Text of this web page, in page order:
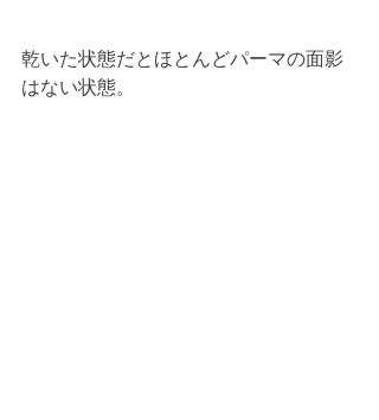
乾いた状態だとほとんどパーマの面影
はない状態。